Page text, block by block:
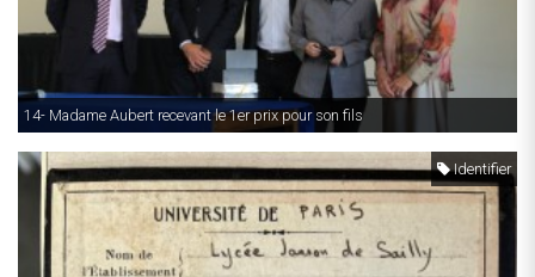
14- Madame Aubert recevant le 1er prix pour son fils
Identifier